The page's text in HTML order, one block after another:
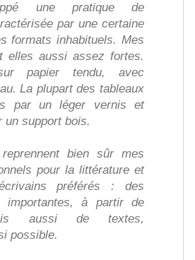
une pratique de
par une certaine
formats inhabituels. Mes
elles aussi assez fortes.
papier tendu, avec
La plupart des tableaux
par un léger vernis et
un support bois.
bien sûr mes
pour la littérature et
préférés : des
importantes, à partir de
aussi de textes,
possible.